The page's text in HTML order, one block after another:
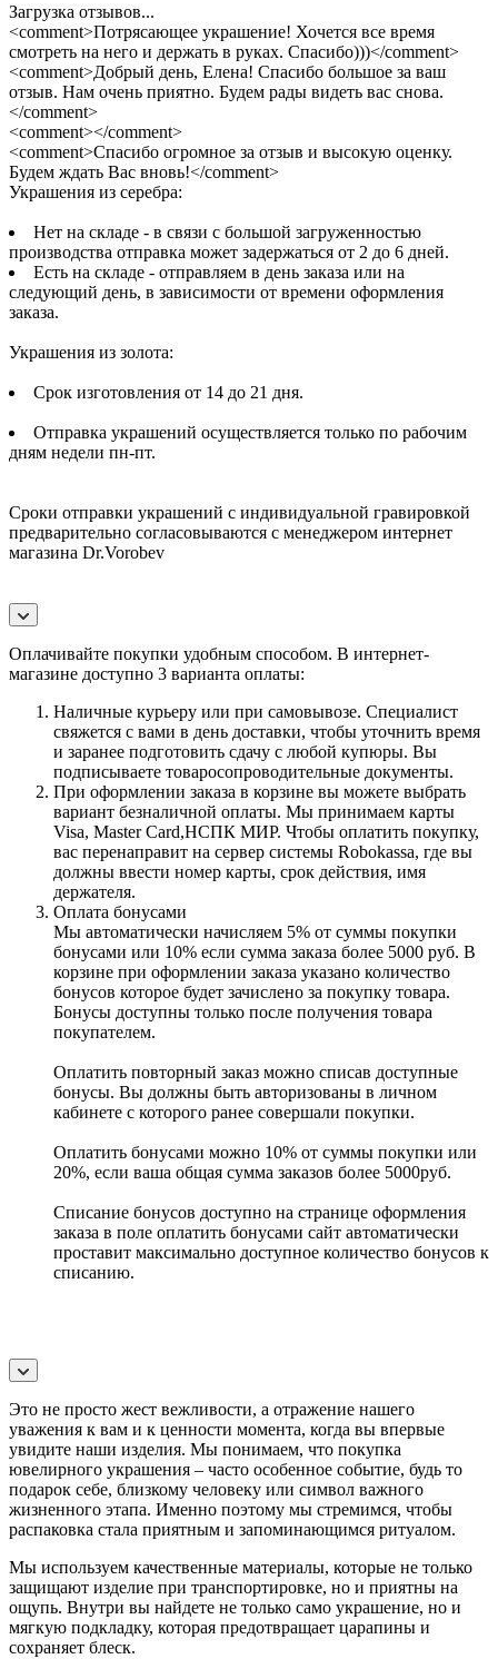
Загрузка отзывов...
<comment>Потрясающее украшение! Хочется все время
смотреть на него и держать в руках. Спасибо)))</comment>
<comment>Добрый день, Елена! Спасибо большое за ваш
отзыв. Нам очень приятно. Будем рады видеть вас снова.
</comment>
<comment></comment>
<comment>Спасибо огромное за отзыв и высокую оценку.
Будем ждать Вас вновь!</comment>
Украшения из серебра:
Нет на складе - в связи с большой загруженностью
производства отправка может задержаться от 2 до 6 дней.
Есть на складе - отправляем в день заказа или на
следующий день, в зависимости от времени оформления
заказа.
Украшения из золота:
Срок изготовления от 14 до 21 дня.
Отправка украшений осуществляется только по рабочим
дням недели пн-пт.
Сроки отправки украшений с индивидуальной гравировкой
предварительно согласовываются с менеджером интернет
магазина Dr.Vorobev
Оплачивайте покупки удобным способом. В интернет-
магазине доступно 3 варианта оплаты:
Наличные курьеру или при самовывозе. Специалист
свяжется с вами в день доставки, чтобы уточнить время
и заранее подготовить сдачу с любой купюры. Вы
подписываете товаросопроводительные документы.
При оформлении заказа в корзине вы можете выбрать
вариант безналичной оплаты. Мы принимаем карты
Visa, Master Card,НСПК МИР. Чтобы оплатить покупку,
вас перенаправит на сервер системы Robokassa, где вы
должны ввести номер карты, срок действия, имя
держателя.
Оплата бонусами
Мы автоматически начисляем 5% от суммы покупки
бонусами или 10% если сумма заказа более 5000 руб. В
корзине при оформлении заказа указано количество
бонусов которое будет зачислено за покупку товара.
Бонусы доступны только после получения товара
покупателем.
Оплатить повторный заказ можно списав доступные
бонусы. Вы должны быть авторизованы в личном
кабинете с которого ранее совершали покупки.
Оплатить бонусами можно 10% от суммы покупки или
20%, если ваша общая сумма заказов более 5000руб.
Списание бонусов доступно на странице оформления
заказа в поле оплатить бонусами сайт автоматически
проставит максимально доступное количество бонусов к
списанию.
Это не просто жест вежливости, а отражение нашего
уважения к вам и к ценности момента, когда вы впервые
увидите наши изделия. Мы понимаем, что покупка
ювелирного украшения – часто особенное событие, будь то
подарок себе, близкому человеку или символ важного
жизненного этапа. Именно поэтому мы стремимся, чтобы
распаковка стала приятным и запоминающимся ритуалом.
Мы используем качественные материалы, которые не только
защищают изделие при транспортировке, но и приятны на
ощупь. Внутри вы найдете не только само украшение, но и
мягкую подкладку, которая предотвращает царапины и
сохраняет блеск.